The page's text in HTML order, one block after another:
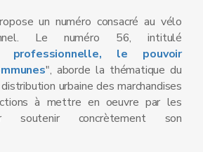
un numéro consacré au vélo
Le numéro 56, intitulé
professionnelle, le pouvoir
", aborde la thématique du
urbaine des marchandises
à mettre en oeuvre par les
soutenir concrètement son